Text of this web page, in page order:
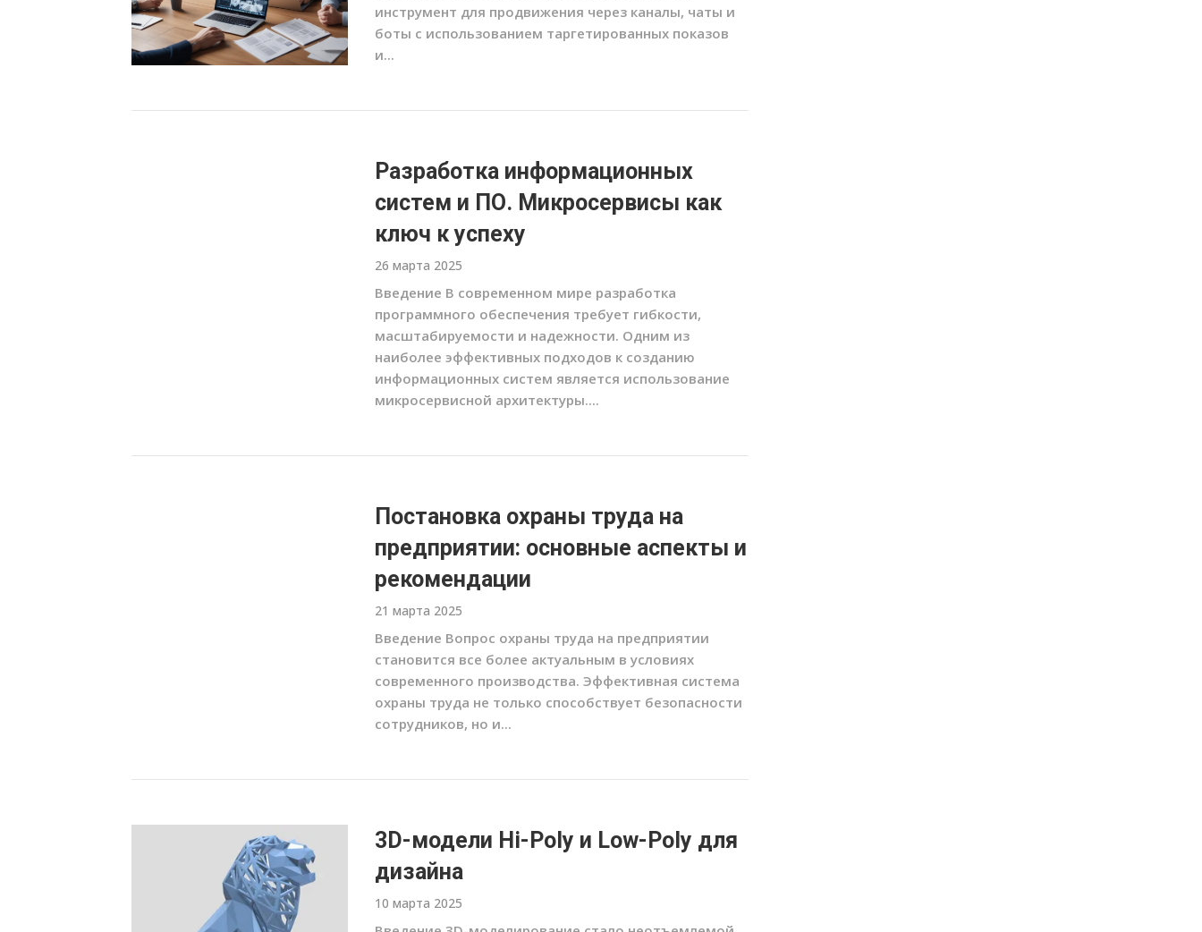
инструмент для продвижения через каналы, чаты и
боты с использованием таргетированных показов
и...
Разработка информационных
систем и ПО. Микросервисы как
ключ к успеху
26 марта 2025
Введение В современном мире разработка
программного обеспечения требует гибкости,
масштабируемости и надежности. Одним из
наиболее эффективных подходов к созданию
информационных систем является использование
микросервисной архитектуры....
Постановка охраны труда на
предприятии: основные аспекты и
рекомендации
21 марта 2025
Введение Вопрос охраны труда на предприятии
становится все более актуальным в условиях
современного производства. Эффективная система
охраны труда не только способствует безопасности
сотрудников, но и...
3D-модели Hi-Poly и Low-Poly для
дизайна
10 марта 2025